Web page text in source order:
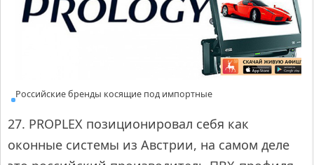
Российские бренды косящие под импортные
27. PROPLEX позиционировал себя как
оконные системы из Австрии, на самом деле